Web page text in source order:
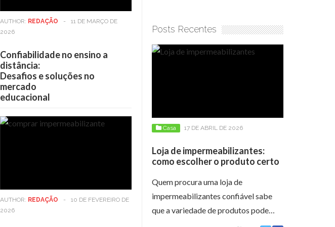
AUTHOR: REDAÇÃO -
11 DE MARÇO DE
2026
Confiabilidade no ensino a
distância:
Desafios e soluções no
mercado
educacional
AUTHOR: REDAÇÃO -
10 DE FEVEREIRO DE
2026
Posts Recentes
Casa 17 DE ABRIL DE 2026
Loja de impermeabilizantes:
como escolher o produto certo
Quem procura uma loja de
impermeabilizantes confiável sabe
que a variedade de produtos pode…